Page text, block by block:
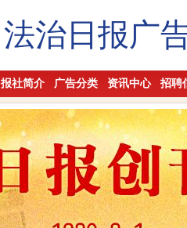
法治日报广
报社简介 广告分类 资讯中心 招聘